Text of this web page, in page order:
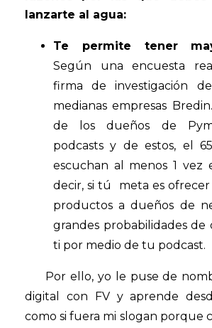
lanzarte al agua:
Te permite tener
Según una encuesta
firma de investigación
medianas empresas
de los dueños de
podcasts y de estos, el
escuchan al menos 1 vez
decir, si tú meta es ofrecer
productos a dueños de
grandes probabilidades
ti por medio de tu podcast.
Por ello, yo le puse de
digital con FV y aprende
como si fuera mi slogan porque